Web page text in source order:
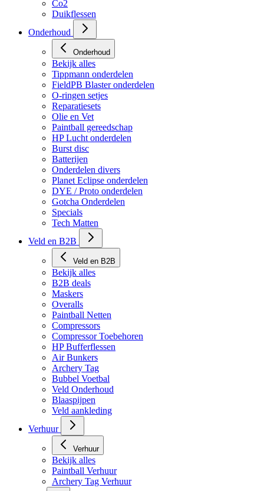
Co2
Duikflessen
Onderhoud
Onderhoud
Bekijk alles
Tippmann onderdelen
FieldPB Blaster onderdelen
O-ringen setjes
Reparatiesets
Olie en Vet
Paintball gereedschap
HP Lucht onderdelen
Burst disc
Batterijen
Onderdelen divers
Planet Eclipse onderdelen
DYE / Proto onderdelen
Gotcha Onderdelen
Specials
Tech Matten
Veld en B2B
Veld en B2B
Bekijk alles
B2B deals
Maskers
Overalls
Paintball Netten
Compressors
Compressor Toebehoren
HP Bufferflessen
Air Bunkers
Archery Tag
Bubbel Voetbal
Veld Onderhoud
Blaaspijpen
Veld aankleding
Verhuur
Verhuur
Bekijk alles
Paintball Verhuur
Archery Tag Verhuur